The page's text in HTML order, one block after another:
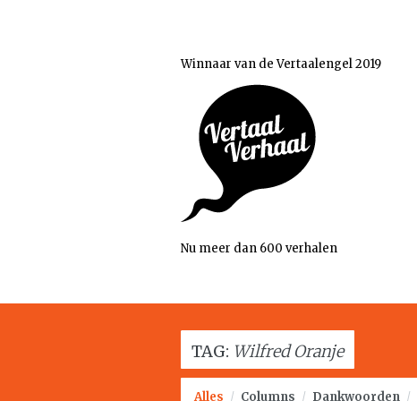
Winnaar van de Vertaalengel 2019
Nu meer dan 600 verhalen
TAG: Wilfred Oranje
Alles / Columns / Dankwoorden /